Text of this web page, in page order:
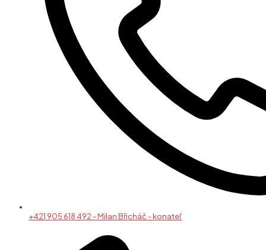
+421 905 618 492 - Milan Břicháč - konateľ